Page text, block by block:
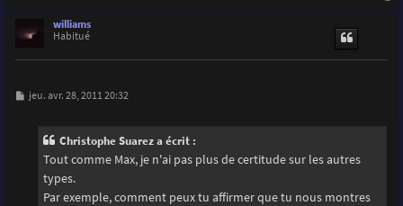
williams
Habitué
M
jeu. avr. 28, 2011 20:32
Christophe Suarez a écrit :
Tout comme Max, je n'ai pas plus de certitude sur les autres
types.
Par exemple, comment peux tu affirmer que tu nous montres